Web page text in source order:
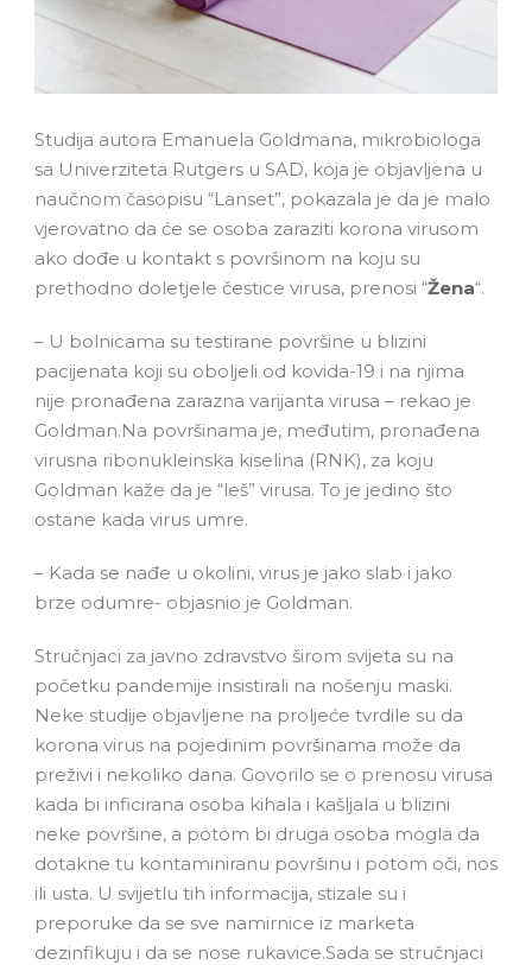
Studija autora Emanuela Goldmana, mikrobiologa
sa Univerziteta Rutgers u SAD, koja je objavljena u
naučnom časopisu “Lanset”, pokazala je da je malo
vjerovatno da će se osoba zaraziti korona virusom
ako dođe u kontakt s površinom na koju su
prethodno doletjele čestice virusa, prenosi “Žena“.
– U bolnicama su testirane površine u blizini
pacijenata koji su oboljeli od kovida-19 i na njima
nije pronađena zarazna varijanta virusa – rekao je
Goldman.Na površinama je, međutim, pronađena
virusna ribonukleinska kiselina (RNK), za koju
Goldman kaže da je “leš” virusa. To je jedino što
ostane kada virus umre.
– Kada se nađe u okolini, virus je jako slab i jako
brze odumre- objasnio je Goldman.
Stručnjaci za javno zdravstvo širom svijeta su na
početku pandemije insistirali na nošenju maski.
Neke studije objavljene na proljeće tvrdile su da
korona virus na pojedinim površinama može da
preživi i nekoliko dana. Govorilo se o prenosu virusa
kada bi inficirana osoba kihala i kašljala u blizini
neke površine, a potom bi druga osoba mogla da
dotakne tu kontaminiranu površinu i potom oči, nos
ili usta. U svijetlu tih informacija, stizale su i
preporuke da se sve namirnice iz marketa
dezinfikuju i da se nose rukavice.Sada se stručnjaci